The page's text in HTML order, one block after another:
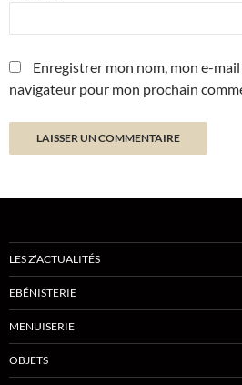
Enregistrer mon nom, mon e-
navigateur pour mon prochain
LES Z’ACTUALITÉS
EBÉNISTERIE
MENUISERIE
OBJETS